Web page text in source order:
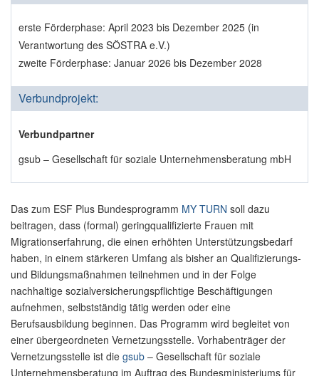
erste Förderphase: April 2023 bis Dezember 2025 (in
Verantwortung des SÖSTRA e.V.)
zweite Förderphase: Januar 2026 bis Dezember 2028
Verbundprojekt:
Verbundpartner
gsub – Gesellschaft für soziale Unternehmensberatung mbH
Das zum ESF Plus Bundesprogramm MY TURN soll dazu
beitragen, dass (formal) geringqualifizierte Frauen mit
Migrationserfahrung, die einen erhöhten Unterstützungsbedarf
haben, in einem stärkeren Umfang als bisher an Qualifizierungs-
und Bildungsmaßnahmen teilnehmen und in der Folge
nachhaltige sozialversicherungspflichtige Beschäftigungen
aufnehmen, selbstständig tätig werden oder eine
Berufsausbildung beginnen. Das Programm wird begleitet von
einer übergeordneten Vernetzungsstelle. Vorhabenträger der
Vernetzungsstelle ist die gsub – Gesellschaft für soziale
Unternehmensberatung im Auftrag des Bundesministeriums für